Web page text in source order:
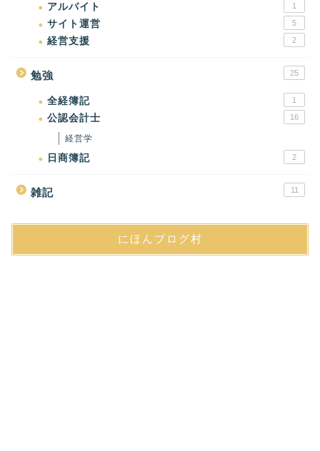
アルバイト 1
サイト運営 5
経営支援 2
勉強 25
全経簿記 1
公認会計士 16
経営学
日商簿記 2
雑記 11
にほんブログ村